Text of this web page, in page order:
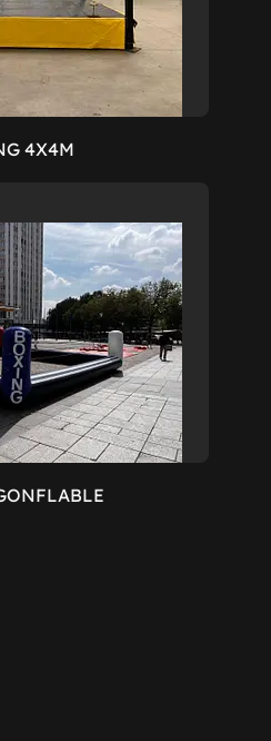
4X4M